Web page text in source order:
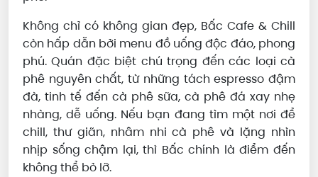
Không chỉ có không gian đẹp, Bấc Cafe & Chill
còn hấp dẫn bởi menu đồ uống độc đáo, phong
phú. Quán đặc biệt chú trọng đến các loại cà
phê nguyên chất, từ những tách espresso đậm
đà, tinh tế đến cà phê sữa, cà phê đá xay nhẹ
nhàng, dễ uống. Nếu bạn đang tìm một nơi để
chill, thư giãn, nhâm nhi cà phê và lặng nhìn
nhịp sống chậm lại, thì Bấc chính là điểm đến
không thể bỏ lỡ.